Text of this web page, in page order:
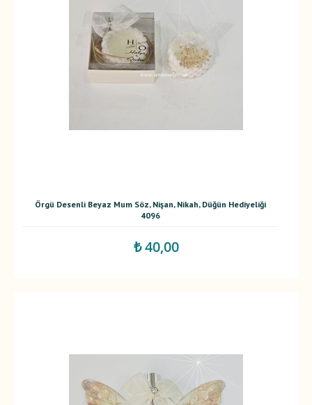
Örgü Desenli Beyaz Mum Söz, Nişan, Nikah, Düğün Hediyeliği
4096
₺ 40,00